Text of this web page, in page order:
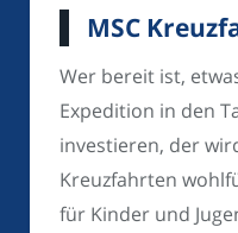
MSC
Wer bereit ist,
Expedition in den
investieren, der
Kreuzfahrten
für Kinder und